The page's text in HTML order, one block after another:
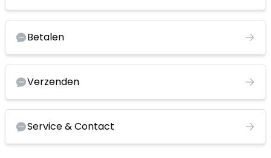
Betalen
Verzenden
Service & Contact